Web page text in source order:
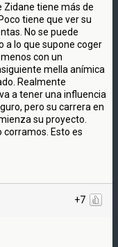
Zidane tiene más de
tiene que ver su
No se puede
a lo que supone coger
con un
mella anímica
Realmente
a tener una influencia
pero su carrera en
su proyecto.
corramos. Esto es
+7